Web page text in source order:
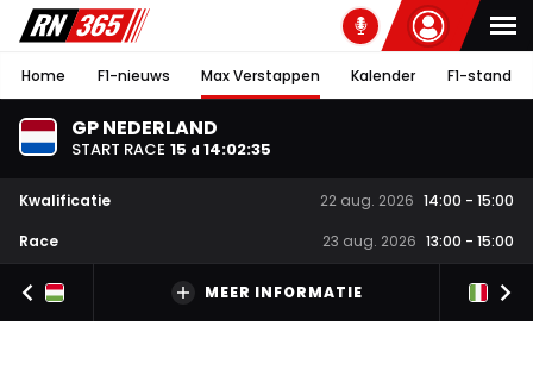
Home F1-nieuws Max Verstappen Kalender F1-stand
GP NEDERLAND
START RACE 15 d 14:02:34
Kwalificatie 22 aug. 2026 14:00 - 15:00
Race
23 aug. 2026 13:00 - 15:00
MEER INFORMATIE